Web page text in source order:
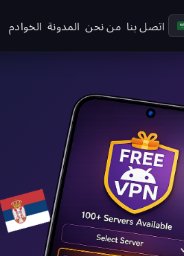
الخوادم المدونة من نحن اتصل بنا